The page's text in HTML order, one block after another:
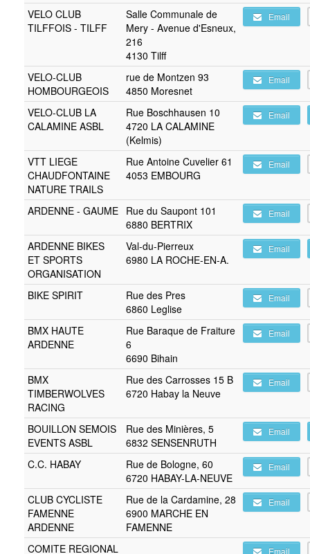
VELO CLUB
TILFFOIS - TILFF
Salle Communale de
Mery - Avenue d'Esneux,
216
4130 Tilff
Email
VELO-CLUB
HOMBOURGEOIS
rue de Montzen 93
4850 Moresnet
Email
VELO-CLUB LA
CALAMINE ASBL
Rue Boschhausen 10
4720 LA CALAMINE
(Kelmis)
Email
VTT LIEGE
CHAUDFONTAINE
NATURE TRAILS
Rue Antoine Cuvelier 61
4053 EMBOURG
Email
ARDENNE - GAUME Rue du Saupont 101
6880 BERTRIX
Email
ARDENNE BIKES
ET SPORTS
ORGANISATION
Val-du-Pierreux
6980 LA ROCHE-EN-A.
Email
BIKE SPIRIT
Rue des Pres
6860 Leglise
Email
BMX HAUTE
ARDENNE
Rue Baraque de Fraiture
6
6690 Bihain
Email
BMX
TIMBERWOLVES
RACING
Rue des Carrosses 15 B
6720 Habay la Neuve
Email
BOUILLON SEMOIS
EVENTS ASBL
Rue des Minières, 5
6832 SENSENRUTH
Email
C.C. HABAY
Rue de Bologne, 60
6720 HABAY-LA-NEUVE
Email
CLUB CYCLISTE
FAMENNE
ARDENNE
Rue de la Cardamine, 28
6900 MARCHE EN
FAMENNE
Email
COMITE REGIONAL Email